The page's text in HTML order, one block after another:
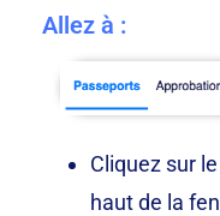
Allez à :
Cliquez sur
haut de la